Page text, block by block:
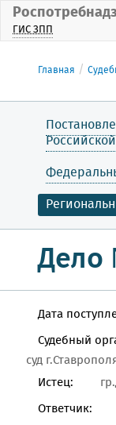
ГИС ЗПП
Главная
Дело
Дата
Судебный
суд
Истец:
Ответчик: